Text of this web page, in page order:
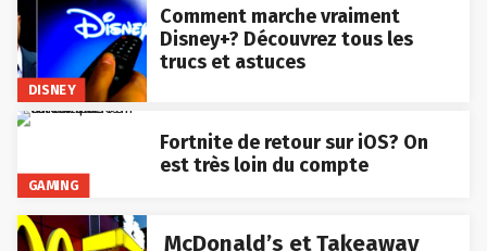
DISNEY
Comment marche vraiment
Disney+? Découvrez tous les
trucs et astuces
GAMING
Fortnite de retour sur iOS? On
est très loin du compte
McDonald’s et Takeaway